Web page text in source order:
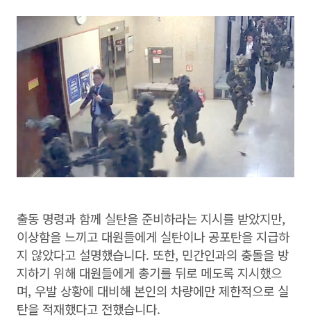
출동 명령과 함께 실탄을 준비하라는 지시를 받았지만,
이상함을 느끼고 대원들에게 실탄이나 공포탄을 지급하
지 않았다고 설명했습니다. 또한, 민간인과의 충돌을 방
지하기 위해 대원들에게 총기를 뒤로 메도록 지시했으
며, 우발 상황에 대비해 본인의 차량에만 제한적으로 실
탄을 적재했다고 전했습니다.